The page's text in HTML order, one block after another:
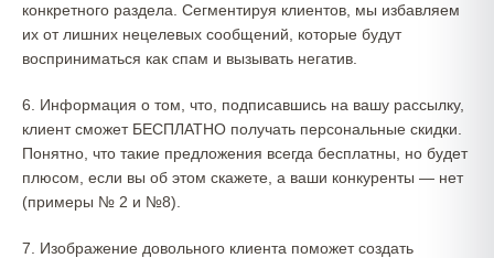
конкретного раздела. Сегментируя клиентов, мы избавляем
их от лишних нецелевых сообщений, которые будут
восприниматься как спам и вызывать негатив.
6. Информация о том, что, подписавшись на вашу рассылку,
клиент сможет БЕСПЛАТНО получать персональные скидки.
Понятно, что такие предложения всегда бесплатны, но будет
плюсом, если вы об этом скажете, а ваши конкуренты — нет
(примеры № 2 и №8).
7. Изображение довольного клиента поможет создать